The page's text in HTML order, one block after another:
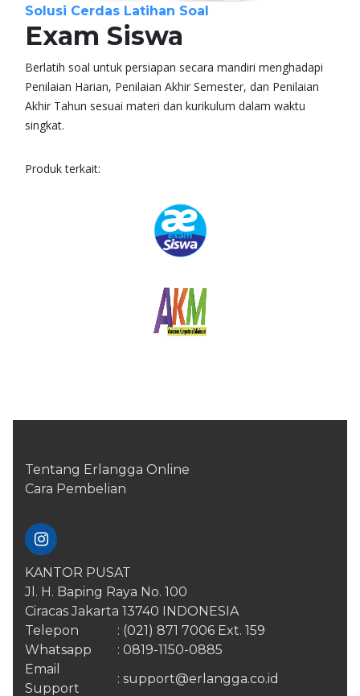
Solusi Cerdas Latihan Soal
Exam Siswa
Berlatih soal untuk persiapan secara mandiri menghadapi
Penilaian Harian, Penilaian Akhir Semester, dan Penilaian
Akhir Tahun sesuai materi dan kurikulum dalam waktu
singkat.
Produk terkait:
Tentang Erlangga Online
​Cara ​Pembelian
KANTOR PUSAT
Jl. H. Baping Raya No. 100
Ciracas Jakarta 13740 INDONESIA
Telepon
: (021) 871 7006 Ext. 159
Whatsapp
: 0819-1150-0885
Email
Support
: support@erlangga.co.id